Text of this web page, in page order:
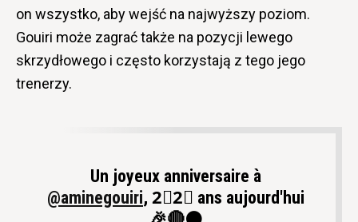
on wszystko, aby wejść na najwyższy poziom.
Gouiri może zagrać także na pozycji lewego
skrzydłowego i często korzystają z tego jego
trenerzy.
Un joyeux anniversaire à
@aminegouiri, 2⃣2⃣ ans aujourd'hui